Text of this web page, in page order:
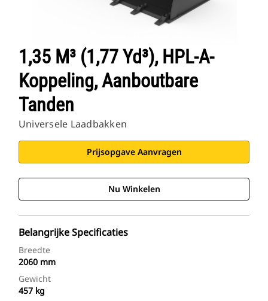
1,35 M³ (1,77 Yd³), HPL-A-
Koppeling, Aanboutbare
Tanden
Universele Laadbakken
Prijsopgave Aanvragen
Nu Winkelen
Belangrijke Specificaties
Breedte
2060 mm
Gewicht
457 kg